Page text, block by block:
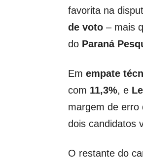
favorita na
de voto – mais
do Paraná
Em empate
com 11,3%, e
margem de erro
dois candidatos
O restante do